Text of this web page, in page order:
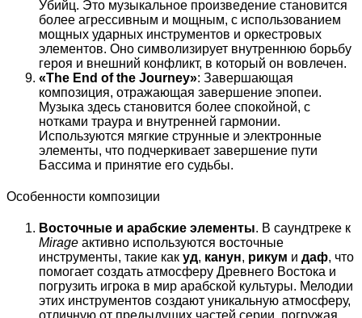
Убийц. Это музыкальное произведение становится
более агрессивным и мощным, с использованием
мощных ударных инструментов и оркестровых
элементов. Оно символизирует внутреннюю борьбу
героя и внешний конфликт, в который он вовлечен.
«The End of the Journey»: Завершающая
композиция, отражающая завершение эпопеи.
Музыка здесь становится более спокойной, с
нотками траура и внутренней гармонии.
Используются мягкие струнные и электронные
элементы, что подчеркивает завершение пути
Бассима и принятие его судьбы.
Особенности композиции
Восточные и арабские элементы. В саундтреке к
Mirage активно используются восточные
инструменты, такие как уд, канун, рикум и даф, что
помогает создать атмосферу Древнего Востока и
погрузить игрока в мир арабской культуры. Мелодии
этих инструментов создают уникальную атмосферу,